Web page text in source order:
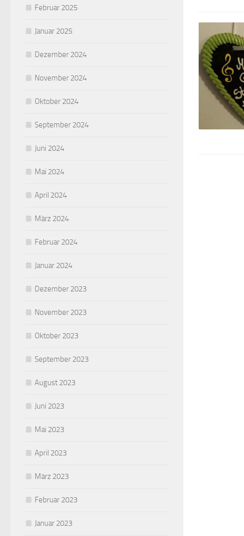
Februar 2025
Januar 2025
Dezember 2024
November 2024
Oktober 2024
September 2024
Juni 2024
Mai 2024
April 2024
März 2024
Februar 2024
Januar 2024
Dezember 2023
November 2023
Oktober 2023
September 2023
August 2023
Juni 2023
Mai 2023
April 2023
März 2023
Februar 2023
Januar 2023